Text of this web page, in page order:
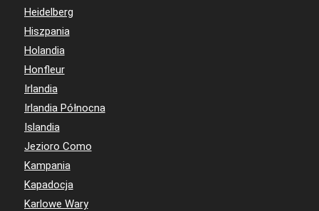
Heidelberg
Hiszpania
Holandia
Honfleur
Irlandia
Irlandia Północna
Islandia
Jezioro Como
Kampania
Kapadocja
Karlowe Wary